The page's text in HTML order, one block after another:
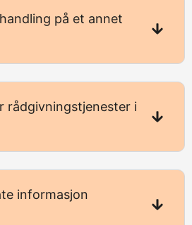
på et annet
rådgivningstjenester i
informasjon